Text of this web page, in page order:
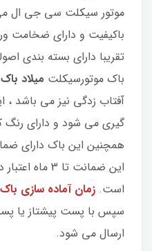
موتور سیکلت سی جی ال
تقریبا دارای بسته بندی
باک موتورسیکلت میلاد باک
آفتاب زدگی نیز می باشد
همچنین این باک دارای
این ضمانت تا
است. زمان آماده سازی باک 3 الی 4 روز کاری می باشد
سپس با پست پیشتاز یا
ارسال می شود.